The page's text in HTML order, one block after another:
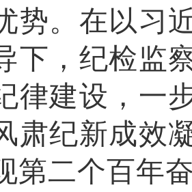
势。在以习
下，纪检监
律建设，一
肃纪新成效
第二个百年